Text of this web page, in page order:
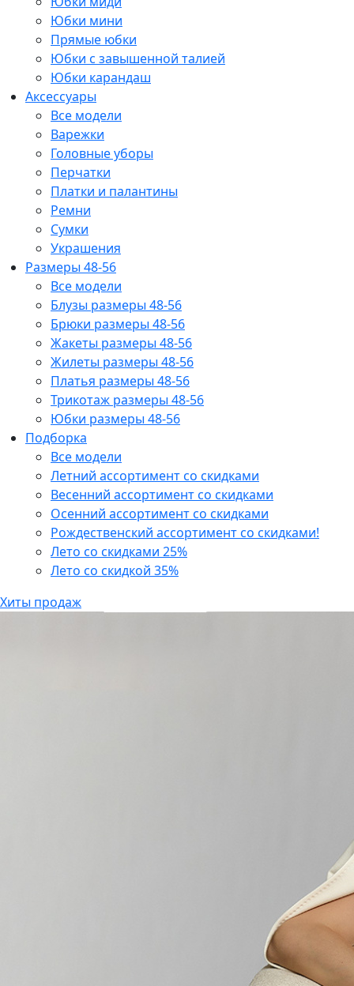
Юбки мини
Прямые юбки
Юбки с завышенной талией
Юбки карандаш
Аксессуары
Все модели
Варежки
Головные уборы
Перчатки
Платки и палантины
Ремни
Сумки
Украшения
Размеры 48-56
Все модели
Блузы размеры 48-56
Брюки размеры 48-56
Жакеты размеры 48-56
Жилеты размеры 48-56
Платья размеры 48-56
Трикотаж размеры 48-56
Юбки размеры 48-56
Подборка
Все модели
Летний ассортимент со скидками
Весенний ассортимент со скидками
Осенний ассортимент со скидками
Рождественский ассортимент со скидками!
Лето со скидками 25%
Лето со скидкой 35%
Хиты продаж